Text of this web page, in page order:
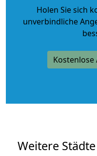
Holen Sie sich
unverbindliche
Weitere